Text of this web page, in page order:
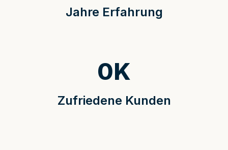
Jahre Erfahrung
Zufriedene Kunden
0K